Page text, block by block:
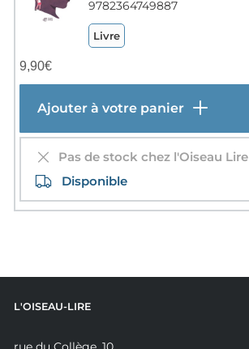
9782364749887
Livre
9,90€
Ajouter à votre panier
Pas de stock chez l'Oiseau Lire
Disponible
L'OISEAU-LIRE